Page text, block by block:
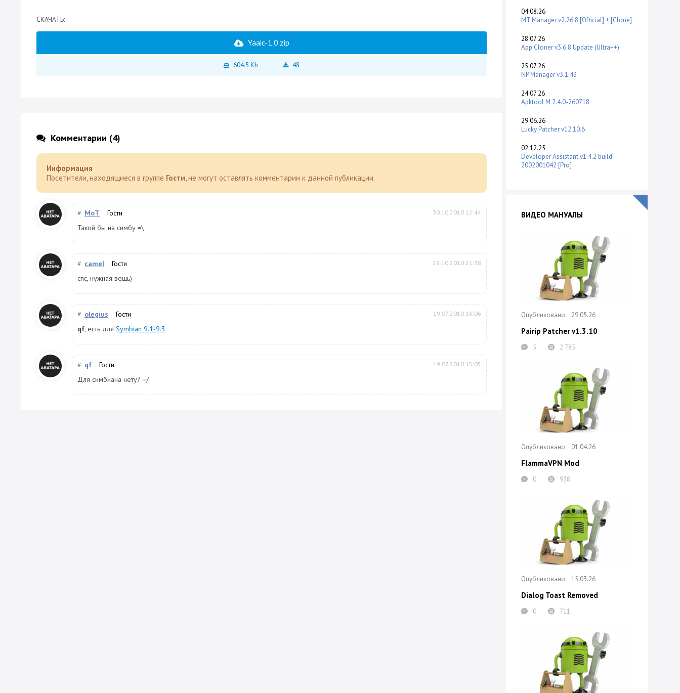
CКАЧАТЬ:
Yaaic-1.0.zip
604.5 Kb 48
Комментарии (4)
Информация
Посетители, находящиеся в группе Гости, не могут оставлять комментарии к данной публикации.
# MoT Гости 30.10.2010 12:44
Такой бы на симбу =\
# camel Гости 29.10.2010 21:38
спс, нужная вещь)
# olegius Гости 19.07.2010 16:06
qf, есть для Symbian 9.1-9.3
# qf Гости 19.07.2010 15:05
Для симбиана нету? =/
04.08.26
MT Manager v2.26.8 [Official] + [Clone]
28.07.26
App Cloner v3.6.8 Update (Ultra++)
25.07.26
NP Manager v3.1.43
24.07.26
Apktool M 2.4.0-260718
29.06.26
Lucky Patcher v12.10.6
02.12.25
Developer Assistant v1.4.2 build
2002001042 [Pro]
ВИДЕО МАНУАЛЫ
29.05.26
Pairip Patcher v1.3.10
5 2 785
01.04.26
FlammaVPN Mod
0 938
15.03.26
Dialog Toast Removed
0 711